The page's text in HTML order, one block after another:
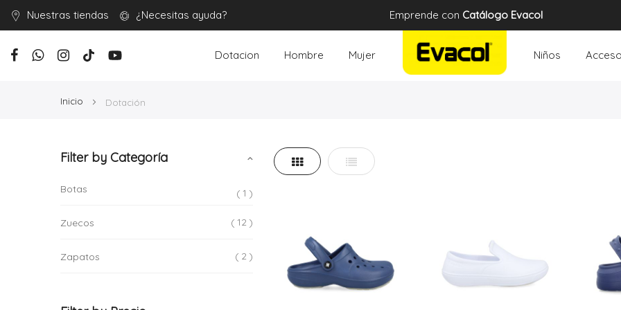
Nuestras tiendas ¿Necesitas ayuda? Emprende con Catálogo Evacol
Dotacion Hombre Mujer Niños
Inicio Dotación
Ver
Parrilla Lista
Filter by Categoría
Botas 1
Zuecos 12
Zapatos 2